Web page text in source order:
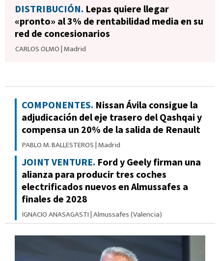
DISTRIBUCIÓN. Lepas quiere llegar
«pronto» al 3% de rentabilidad media en su
red de concesionarios
CARLOS OLMO|Madrid
COMPONENTES. Nissan Ávila consigue la
adjudicación del eje trasero del Qashqai y
compensa un 20% de la salida de Renault
PABLO M. BALLESTEROS|Madrid
JOINT VENTURE. Ford y Geely firman una
alianza para producir tres coches
electrificados nuevos en Almussafes a
finales de 2028
IGNACIO ANASAGASTI|Almussafes (Valencia)